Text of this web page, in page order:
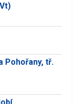
Pohořany, tř.